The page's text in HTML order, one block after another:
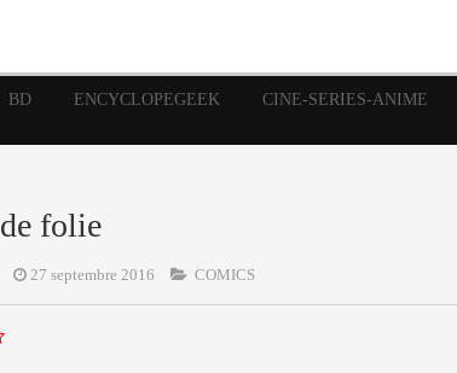
BD ENCYCLOPEGEEK CINE-SERIES-ANIME
folie
27 septembre 2016 COMICS